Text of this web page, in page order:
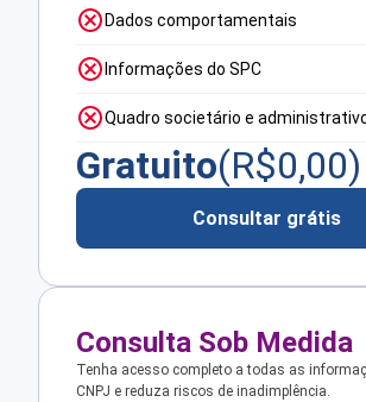
Dados comportamentais
Informações do SPC
Quadro societário e
Gratuito(R$0,00)
Consultar grátis
Consulta Sob Medida
Tenha acesso completo a todas as
CNPJ e reduza riscos de inadimplência.